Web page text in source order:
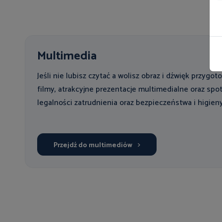
Multimedia
Jeśli nie lubisz czytać a wolisz obraz i dźwięk
filmy, atrakcyjne prezentacje multimedialne oraz
legalności zatrudnienia oraz bezpieczeństwa i
Przejdź do multimediów